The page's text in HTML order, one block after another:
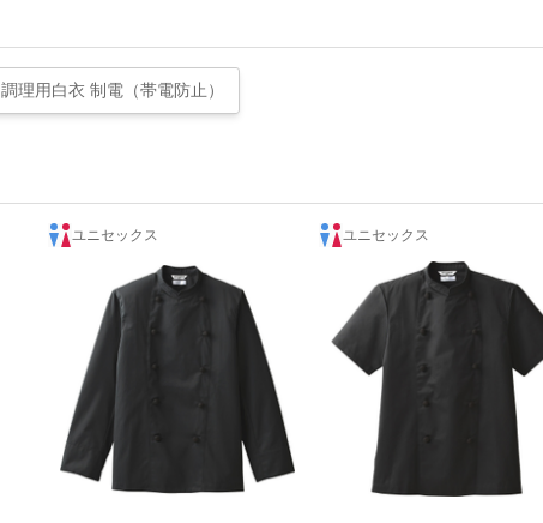
調理用白衣 制電（帯電防止）
ユニセックス ユニセックス